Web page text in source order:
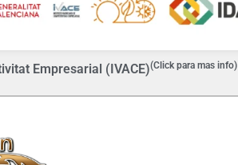
Empresarial (IVACE)(Click para mas info)